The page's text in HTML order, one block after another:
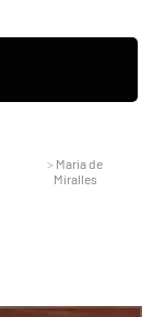
Maria de
Miralles